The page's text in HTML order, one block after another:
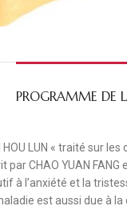
PROGRAMME DE
HOU LUN « traité sur
par CHAO YUAN FANG
à l’anxiété et la
est aussi due à